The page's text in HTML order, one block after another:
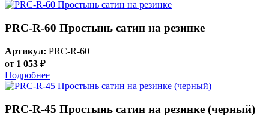
PRC-R-60 Простынь сатин на резинке
Артикул: PRC-R-60
от 1 053 ₽
Подробнее
PRC-R-45 Простынь сатин на резинке (черный)